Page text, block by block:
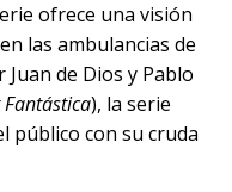
ofrece una visión
las ambulancias de
de Dios y Pablo
), la serie
público con su cruda